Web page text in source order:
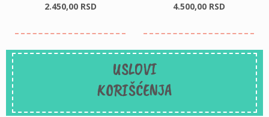
2.450,00 RSD 4.500,00 RSD
USLOVI
KORIŠĆENJA